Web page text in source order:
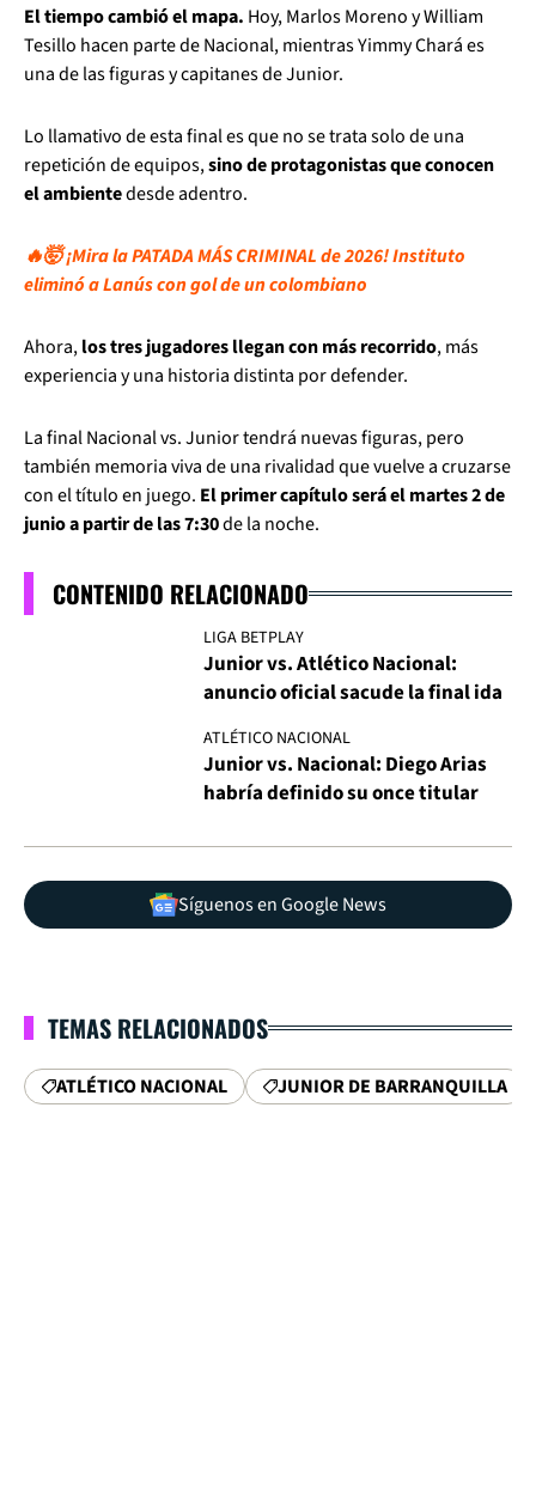
El tiempo cambió el mapa. Hoy, Marlos Moreno y William
Tesillo hacen parte de Nacional, mientras Yimmy Chará es
una de las figuras y capitanes de Junior.
Lo llamativo de esta final es que no se trata solo de una
repetición de equipos,sino de protagonistas que conocen
el ambientedesde adentro.
🔥🤯 ¡Mira la PATADA MÁS CRIMINAL de 2026! Instituto
eliminó a Lanús con gol de un colombiano
Ahora,los tres jugadores llegan con más recorrido, más
experiencia y una historia distinta por defender.
La final Nacional vs. Junior tendrá nuevas figuras, pero
también memoria viva de una rivalidad que vuelve a cruzarse
con el título en juego. El primer capítulo será el martes 2 de
junio a partir de las 7:30de la noche.
CONTENIDO RELACIONADO
LIGA BETPLAY
Junior vs. Atlético Nacional:
anuncio oficial sacude la final ida
ATLÉTICO NACIONAL
Junior vs. Nacional: Diego Arias
habría definido su once titular
Síguenos en Google News
TEMAS RELACIONADOS
ATLÉTICO NACIONAL JUNIOR DE BARRANQUILLA